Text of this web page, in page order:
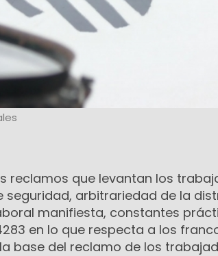
reclamos que levantan los
seguridad, arbitrariedad de la
manifiesta, constantes
en lo que respecta a los
base del reclamo de los